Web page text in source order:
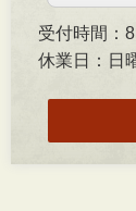
受付時間：
休業日：日